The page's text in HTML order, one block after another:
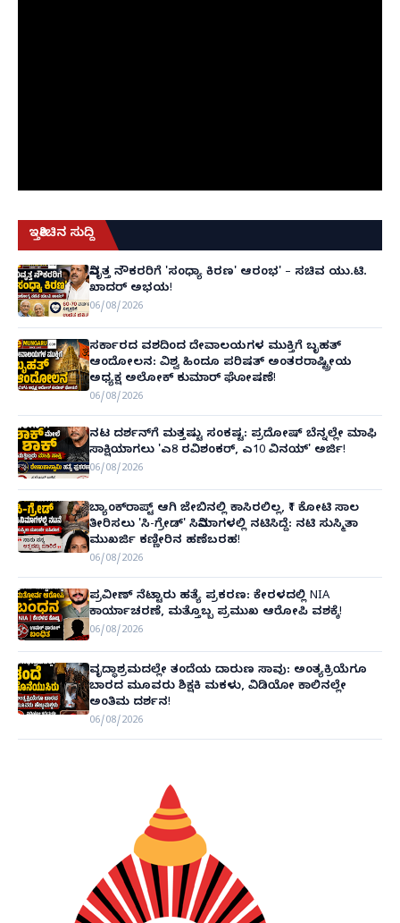
ಇತ್ತೀಚಿನ ಸುದ್ದಿ
ನಿವೃತ್ತ ನೌಕರರಿಗೆ 'ಸಂಧ್ಯಾ ಕಿರಣ' ಆರಂಭ' – ಸಚಿವ ಯು.ಟಿ.
ಖಾದರ್ ಅಭಯ!
06/08/2026
ಸರ್ಕಾರದ ವಶದಿಂದ ದೇವಾಲಯಗಳ ಮುಕ್ತಿಗೆ ಬೃಹತ್
ಆಂದೋಲನ: ವಿಶ್ವ ಹಿಂದೂ ಪರಿಷತ್ ಅಂತರರಾಷ್ಟ್ರೀಯ
ಅಧ್ಯಕ್ಷ ಅಲೋಕ್ ಕುಮಾರ್ ಘೋಷಣೆ!
06/08/2026
ನಟ ದರ್ಶನ್‌ಗೆ ಮತ್ತಷ್ಟು ಸಂಕಷ್ಟ: ಪ್ರದೋಷ್ ಬೆನ್ನಲ್ಲೇ ಮಾಫಿ
ಸಾಕ್ಷಿಯಾಗಲು 'ಎ8 ರವಿಶಂಕರ್, ಎ10 ವಿನಯ್' ಅರ್ಜಿ!
06/08/2026
ಬ್ಯಾಂಕ್‌ರಾಪ್ಟ್‌ ಆಗಿ ಜೇಬಿನಲ್ಲಿ ಕಾಸಿರಲಿಲ್ಲ, ₹1 ಕೋಟಿ ಸಾಲ
ತೀರಿಸಲು 'ಸಿ-ಗ್ರೇಡ್' ಸಿನಿಮಾಗಳಲ್ಲಿ ನಟಿಸಿದ್ದೆ: ನಟಿ ಸುಸ್ಮಿತಾ
ಮುಖರ್ಜಿ ಕಣ್ಣೀರಿನ ಹಣೆಬರಹ!
06/08/2026
ಪ್ರವೀಣ್ ನೆಟ್ಟಾರು ಹತ್ಯೆ ಪ್ರಕರಣ: ಕೇರಳದಲ್ಲಿ NIA
ಕಾರ್ಯಾಚರಣೆ, ಮತ್ತೊಬ್ಬ ಪ್ರಮುಖ ಆರೋಪಿ ವಶಕ್ಕೆ!
06/08/2026
ವೃದ್ಧಾಶ್ರಮದಲ್ಲೇ ತಂದೆಯ ದಾರುಣ ಸಾವು: ಅಂತ್ಯಕ್ರಿಯೆಗೂ
ಬಾರದ ಮೂವರು ಶಿಕ್ಷಕಿ ಮಕಳು, ವಿಡಿಯೋ ಕಾಲಿನಲ್ಲೇ
ಅಂತಿಮ ದರ್ಶನ!
06/08/2026